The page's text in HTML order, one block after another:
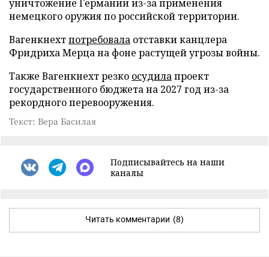
уничтожение Германии из-за применения
немецкого оружия по российской территории.
Вагенкнехтпотребовала отставки канцлера
Фридриха Мерца на фоне растущей угрозы войны.
Также Вагенкнехт резко осудилапроект
государственного бюджета на 2027 год из-за
рекордного перевооружения.
Текст: Вера Басилая
Подписывайтесь на наши
каналы
Читать комментарии (8)